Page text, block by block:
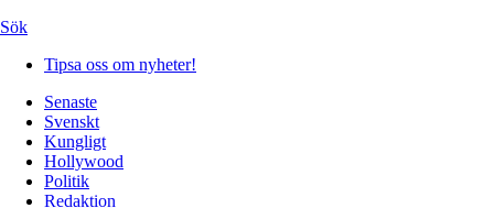
Sök
Tipsa oss om nyheter!
Senaste
Svenskt
Kungligt
Hollywood
Politik
Redaktion